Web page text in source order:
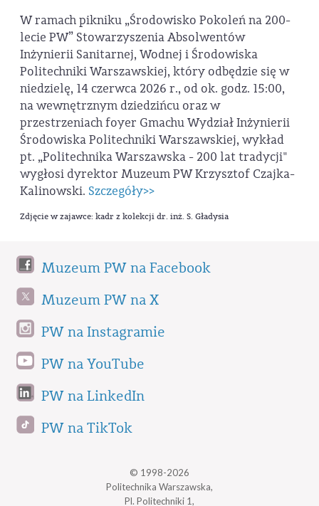
W ramach pikniku „Środowisko Pokoleń na 200-
lecie PW” Stowarzyszenia Absolwentów
Inżynierii Sanitarnej, Wodnej i Środowiska
Politechniki Warszawskiej, który odbędzie się w
niedzielę, 14 czerwca 2026 r., od ok. godz. 15:00,
na wewnętrznym dziedzińcu oraz w
przestrzeniach foyer Gmachu Wydział Inżynierii
Środowiska Politechniki Warszawskiej, wykład
pt. „Politechnika Warszawska - 200 lat tradycji"
wygłosi dyrektor Muzeum PW Krzysztof Czajka-
Kalinowski. Szczegóły>>
Zdjęcie w zajawce: kadr z kolekcji dr. inż. S. Gładysia
Muzeum PW na Facebook
Muzeum PW na X
PW na Instagramie
PW na YouTube
PW na LinkedIn
PW na TikTok
© 1998-2026
Politechnika Warszawska,
Pl. Politechniki 1,